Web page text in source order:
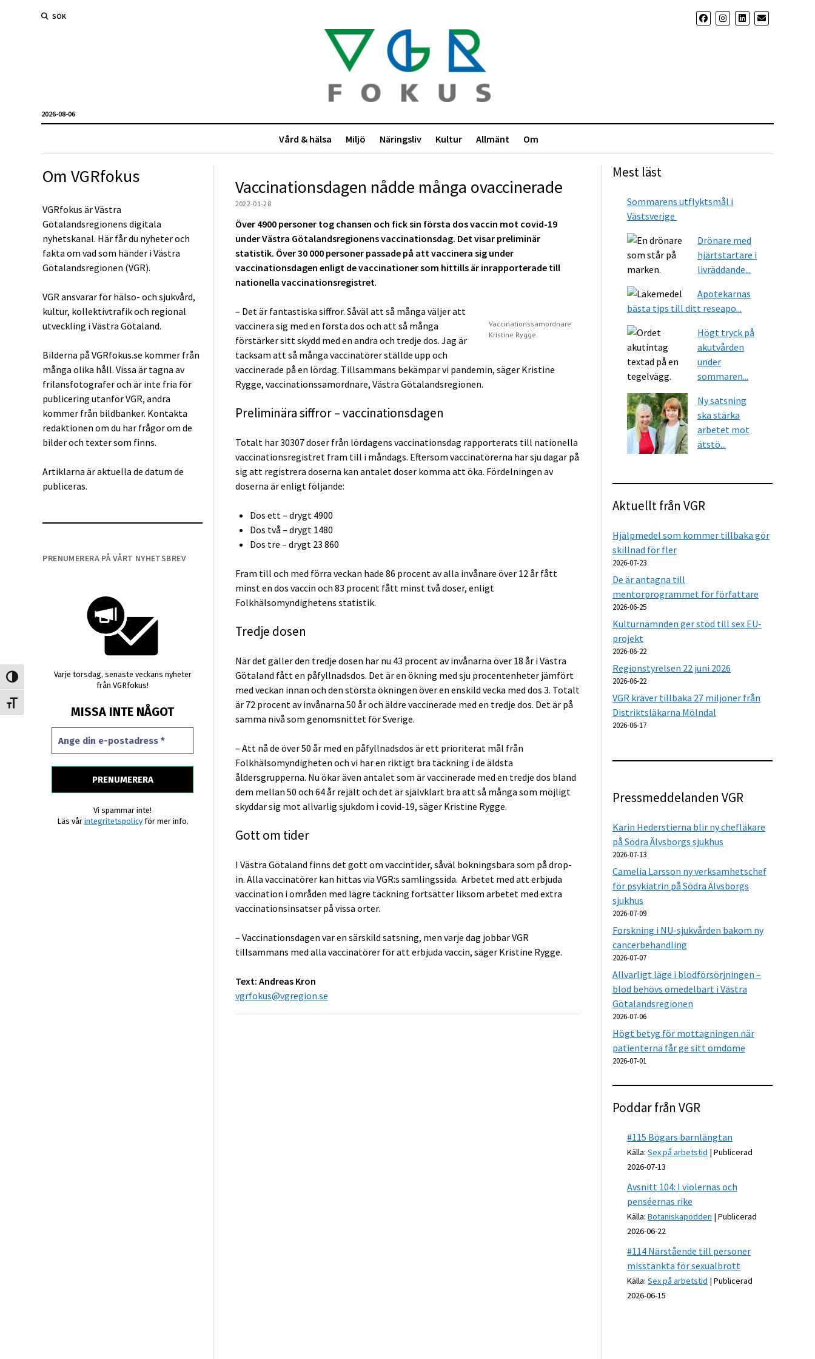
Slå på/av hög kontrast
Slå på/av textstorlek
SÖK
2026-08-06
Vård & hälsa Miljö Näringsliv Kultur Allmänt Om
Om VGRfokus
VGRfokus är Västra
Götalandsregionens digitala
nyhetskanal. Här får du nyheter och
fakta om vad som händer i Västra
Götalandsregionen (VGR).
VGR ansvarar för hälso- och sjukvård,
kultur, kollektivtrafik och regional
utveckling i Västra Götaland.
Bilderna på VGRfokus.se kommer från
många olika håll. Vissa är tagna av
frilansfotografer och är inte fria för
publicering utanför VGR, andra
kommer från bildbanker. Kontakta
redaktionen om du har frågor om de
bilder och texter som finns.
Artiklarna är aktuella de datum de
publiceras.
PRENUMERERA PÅ VÅRT NYHETSBREV
Varje torsdag, senaste veckans nyheter
från VGRfokus!
MISSA INTE NÅGOT
Vi spammar inte!
Läs vår integritetspolicyför mer info.
Vaccinationsdagen nådde många ovaccinerade
2022-01-28
Över 4900 personer tog chansen och fick sin första dos vaccin mot covid-19
under Västra Götalandsregionens vaccinationsdag. Det visar preliminär
statistik. Över 30 000 personer passade på att vaccinera sig under
vaccinationsdagen enligt de vaccinationer som hittills är inrapporterade till
nationella vaccinationsregistret.
Vaccinationssamordnare
Kristine Rygge.
– Det är fantastiska siffror. Såväl att så många väljer att
vaccinera sig med en första dos och att så många
förstärker sitt skydd med en andra och tredje dos. Jag är
tacksam att så många vaccinatörer ställde upp och
vaccinerade på en lördag. Tillsammans bekämpar vi pandemin, säger Kristine
Rygge, vaccinationssamordnare, Västra Götalandsregionen.
Preliminära siffror – vaccinationsdagen
Totalt har 30307 doser från lördagens vaccinationsdag rapporterats till nationella
vaccinationsregistret fram till i måndags. Eftersom vaccinatörerna har sju dagar på
sig att registrera doserna kan antalet doser komma att öka. Fördelningen av
doserna är enligt följande:
Dos ett – drygt 4900
Dos två – drygt 1480
Dos tre – drygt 23 860
Fram till och med förra veckan hade 86 procent av alla invånare över 12 år fått
minst en dos vaccin och 83 procent fått minst två doser, enligt
Folkhälsomyndighetens statistik.
Tredje dosen
När det gäller den tredje dosen har nu 43 procent av invånarna över 18 år i Västra
Götaland fått en påfyllnadsdos. Det är en ökning med sju procentenheter jämfört
med veckan innan och den största ökningen över en enskild vecka med dos 3. Totalt
är 72 procent av invånarna 50 år och äldre vaccinerade med en tredje dos. Det är på
samma nivå som genomsnittet för Sverige.
– Att nå de över 50 år med en påfyllnadsdos är ett prioriterat mål från
Folkhälsomyndigheten och vi har en riktigt bra täckning i de äldsta
åldersgrupperna. Nu ökar även antalet som är vaccinerade med en tredje dos bland
dem mellan 50 och 64 år rejält och det är självklart bra att så många som möjligt
skyddar sig mot allvarlig sjukdom i covid-19, säger Kristine Rygge.
Gott om tider
I Västra Götaland finns det gott om vaccintider, såväl bokningsbara som på drop-
in. Alla vaccinatörer kan hittas via VGR:s samlingssida. Arbetet med att erbjuda
vaccination i områden med lägre täckning fortsätter liksom arbetet med extra
vaccinationsinsatser på vissa orter.
– Vaccinationsdagen var en särskild satsning, men varje dag jobbar VGR
tillsammans med alla vaccinatörer för att erbjuda vaccin, säger Kristine Rygge.
Text: Andreas Kron
vgrfokus@vgregion.se
Mest läst
Sommarens utflyktsmål i
Västsverige
Drönare med
hjärtstartare i
livräddande...
Apotekarnas
bästa tips till ditt reseapo...
Högt tryck på
akutvården
under
sommaren...
Ny satsning
ska stärka
arbetet mot
ätstö...
Aktuellt från VGR
Hjälpmedel som kommer tillbaka gör
skillnad för fler
2026-07-23
De är antagna till
mentorprogrammet för författare
2026-06-25
Kulturnämnden ger stöd till sex EU-
projekt
2026-06-22
Regionstyrelsen 22 juni 2026
2026-06-22
VGR kräver tillbaka 27 miljoner från
Distriktsläkarna Mölndal
2026-06-17
Pressmeddelanden VGR
Karin Hederstierna blir ny chefläkare
på Södra Älvsborgs sjukhus
2026-07-13
Camelia Larsson ny verksamhetschef
för psykiatrin på Södra Älvsborgs
sjukhus
2026-07-09
Forskning i NU-sjukvården bakom ny
cancerbehandling
2026-07-07
Allvarligt läge i blodförsörjningen –
blod behövs omedelbart i Västra
Götalandsregionen
2026-07-06
Högt betyg för mottagningen när
patienterna får ge sitt omdöme
2026-07-01
Poddar från VGR
#115 Bögars barnlängtan
Källa:Sex på arbetstid
Publicerad
2026-07-13
Avsnitt 104: I violernas och
penséernas rike
Källa:Botaniskapodden
Publicerad
2026-06-22
#114 Närstående till personer
misstänkta för sexualbrott
Källa:Sex på arbetstid
Publicerad
2026-06-15